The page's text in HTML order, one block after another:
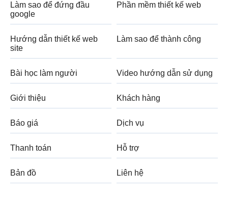
Làm sao để đứng đầu
google
Phần mềm thiết kế web
Hướng dẫn thiết kế web
site
Làm sao để thành công
Bài học làm người Video hướng dẫn sử dụng
Giới thiệu Khách hàng
Báo giá Dịch vụ
Thanh toán Hỗ trợ
Bản đồ Liên hệ